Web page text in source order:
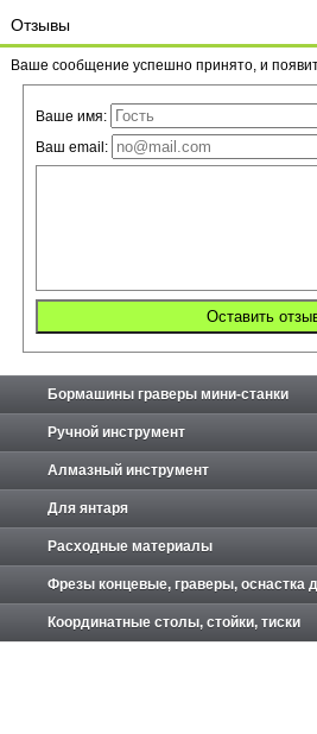
Отзывы
Ваше сообщение успешно принято, и
Ваше имя:
Ваш email:
Бормашины граверы мини-станки
Ручной инструмент
Алмазный инструмент
Для янтаря
Расходные материалы
Фрезы концевые, граверы, оснастка
Координатные столы, стойки, тиски